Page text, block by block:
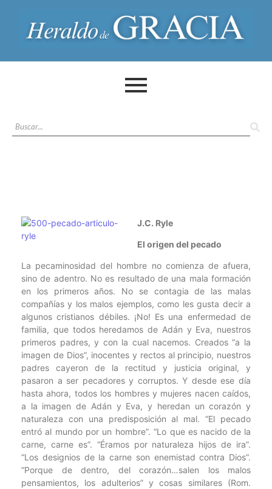
J.C. Ryle
El origen del pecado
La pecaminosidad del hombre no comienza de afuera,
sino de adentro. No es resultado de una mala formación
en los primeros años. No se contagia de las malas
compañías y los malos ejemplos, como les gusta decir a
algunos cristianos débiles. ¡No! Es una enfermedad de
familia, que todos heredamos de Adán y Eva, nuestros
primeros padres, y con la cual nacemos. Creados “a la
imagen de Dios”, inocentes y rectos al principio, nuestros
padres cayeron de la rectitud y justicia original, y
pasaron a ser pecadores y corruptos. Y desde ese día
hasta ahora, todos los hombres y mujeres nacen caídos,
a la imagen de Adán y Eva, y heredan un corazón y
naturaleza con una predisposición al mal. “El pecado
entró al mundo por un hombre”. “Lo que es nacido de la
carne, carne es”. “Éramos por naturaleza hijos de ira”.
“Los designios de la carne son enemistad contra Dios”.
“Porque de dentro, del corazón…salen los malos
pensamientos, los adulterios” y cosas similares (Rom.